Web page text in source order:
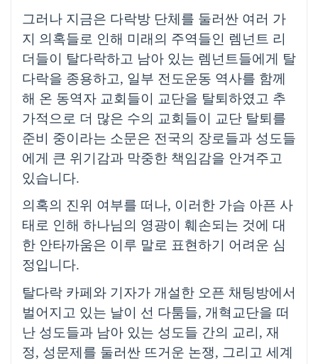
그러나 지금은 다락방 단체를 둘러싼 여러 가
지 의혹들로 인해 미래의 주역들인 렘넌트 리
더들이 탈다락하고 남아 있는 렘넌트들에게 탈
다락을 종용하고, 일부 전도운동 역사를 함께
해 온 동역자 교회들이 교단을 탈퇴하였고 추
가적으로 더 많은 수의 교회들이 교단 탈퇴를
준비 중이라는 소문은 전국의 장로들과 성도들
에게 큰 위기감과 막중한 책임감을 안겨주고
있습니다.
의혹의 진위 여부를 떠나, 이러한 가슴 아픈 사
태로 인해 하나님의 영광이 훼손되는 것에 대
한 안타까움은 이루 말로 표현하기 어려운 심
정입니다.
탈다락 카페와 기자가 개설한 오픈 채팅방에서
벌어지고 있는 날이 선 다툼들, 개혁교단을 떠
난 성도들과 남아 있는 성도들 간의 교리 , 재
정, 성문제를 둘러싼 뜨거운 논쟁, 그리고 세계